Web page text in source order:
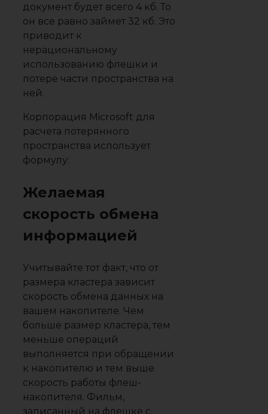
документ будет всего 4 кб. То
он все равно займет 32 кб. Это
приводит к
нерациональному
использованию флешки и
потере части пространства на
ней.
Корпорация Microsoft для
расчета потерянного
пространства использует
формулу:
Желаемая
скорость обмена
информацией
Учитывайте тот факт, что от
размера кластера зависит
скорость обмена данных на
вашем накопителе. Чем
больше размер кластера, тем
меньше операций
выполняется при обращении
к накопителю и тем выше
скорость работы флеш-
накопителя. Фильм,
записанный на флешке с